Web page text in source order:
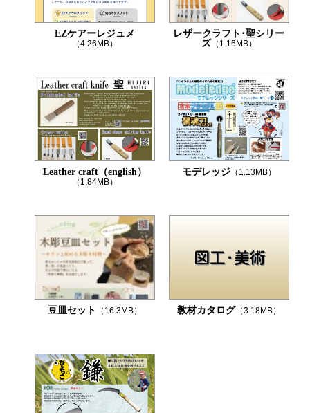
EZケアーレジュメ
（4.26MB）
レザークラフト･聖シリー
ズ（1.16MB）
Leather craft（english）
（1.84MB）
モデレッジ（1.13MB）
豆皿セット （16.3MB） 教材カタログ（3.18MB）